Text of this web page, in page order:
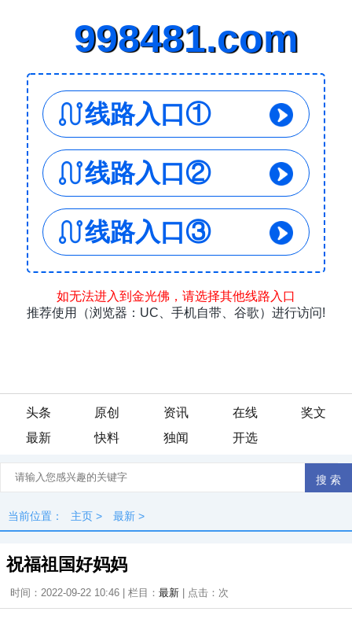
头条 原创 资讯 在线
奖文
最新
快料 独闻 开选
当前位置： 主页 > 最新 >
祝福祖国好妈妈
时间：2022-09-22 10:46 | 栏目： 最新 | 点击： 次